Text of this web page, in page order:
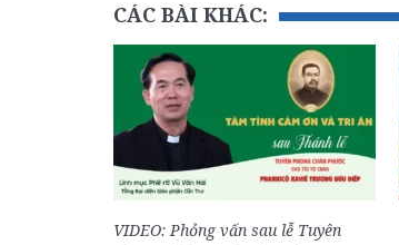
CÁC BÀI KHÁC:
VIDEO: Phỏng vấn sau lễ Tuyên